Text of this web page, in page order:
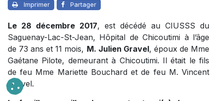
Imprimer Partager
Le 28 décembre 2017, est décédé au CIUSSS du
Saguenay-Lac-St-Jean, Hôpital de Chicoutimi à l’âge
de 73 ans et 11 mois, M. Julien Gravel, époux de Mme
Gaétane Pilote, demeurant à Chicoutimi. Il était le fils
de feu Mme Mariette Bouchard et de feu M. Vincent
Gravel.